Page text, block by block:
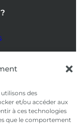
des
et/ou accéder aux
à ces technologies
que le comportement